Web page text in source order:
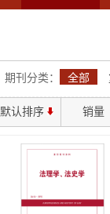
期刊分类： 全部
默认排序 销量